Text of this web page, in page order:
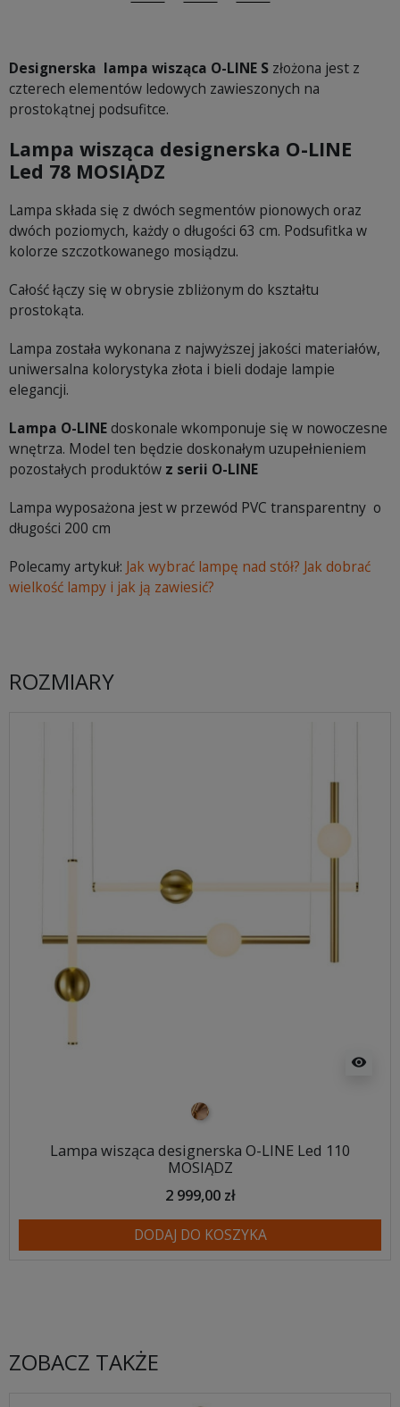
Designerska lampa wisząca O-LINE S złożona jest z
czterech elementów ledowych zawieszonych na
prostokątnej podsufitce.
Lampa wisząca designerska O-LINE
Led 78 MOSIĄDZ
Lampa składa się z dwóch segmentów pionowych oraz
dwóch poziomych, każdy o długości 63 cm. Podsufitka w
kolorze szczotkowanego mosiądzu.
Całość łączy się w obrysie zbliżonym do kształtu
prostokąta.
Lampa została wykonana z najwyższej jakości materiałów,
uniwersalna kolorystyka złota i bieli dodaje lampie
elegancji.
Lampa O-LINEdoskonale wkomponuje się w nowoczesne
wnętrza. Model ten będzie doskonałym uzupełnieniem
pozostałych produktów z serii O-LINE
Lampa wyposażona jest w przewód PVC transparentny o
długości 200 cm
Polecamy artykuł: Jak wybrać lampę nad stół? Jak dobrać
wielkość lampy i jak ją zawiesić?
ROZMIARY
visibility
mosiądz
Lampa wisząca designerska O-LINE Led 110
MOSIĄDZ
2 999,00 zł
DODAJ DO KOSZYKA
ZOBACZ TAKŻE